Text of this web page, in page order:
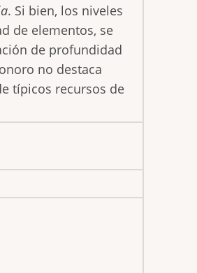
. Si bien, los niveles
de elementos, se
de profundidad
no destaca
típicos recursos de